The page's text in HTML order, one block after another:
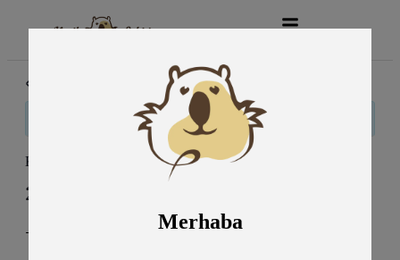
« Tüm Etkinlikler
Bu etkinlik geçti.
Kaç Para Bi Fön? Tiyatro Oyunu
22 Şubat
-MEB Şura Salonu Merhaba